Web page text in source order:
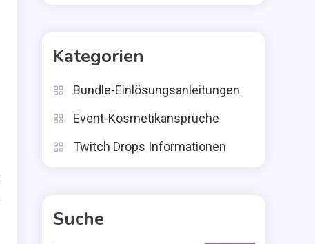
Kategorien
Bundle-Einlösungsanleitungen
Event-Kosmetikansprüche
Twitch Drops Informationen
Suche